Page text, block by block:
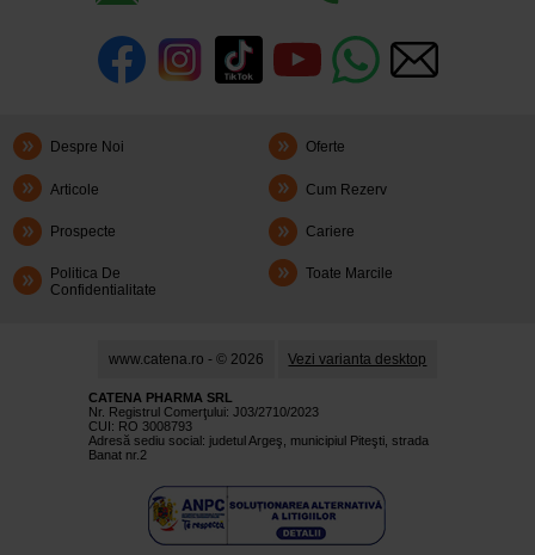
Despre Noi Oferte
Articole Cum Rezerv
Prospecte Cariere
Politica De
Confidentialitate
Toate Marcile
www.catena.ro - © 2026 Vezi varianta desktop
CATENA PHARMA SRL
Nr. Registrul Comerţului: J03/2710/2023
CUI: RO 3008793
Adresă sediu social: judetul Argeş, municipiul Piteşti, strada
Banat nr.2